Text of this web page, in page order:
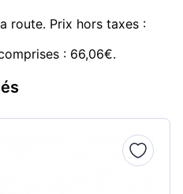
route. Prix hors taxes :
: 66,06€.